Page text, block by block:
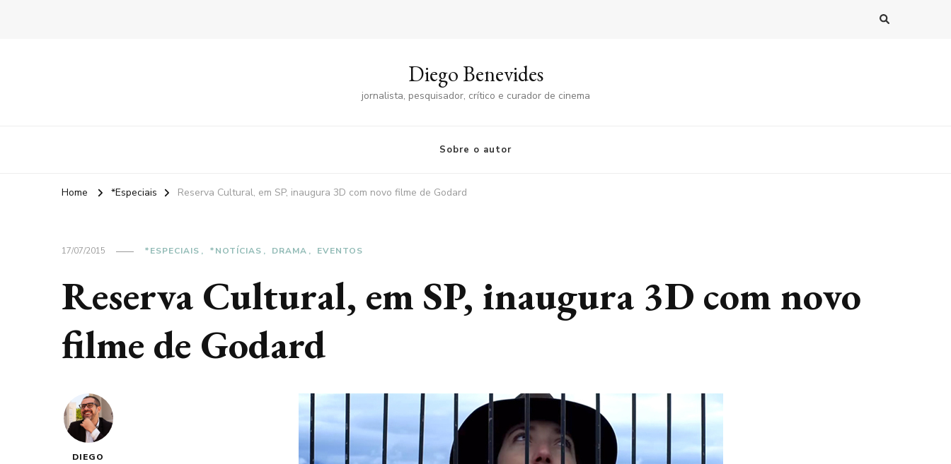
Diego Benevides
jornalista, pesquisador, crítico e curador de cinema
Sobre o autor
Home *Especiais Reserva Cultural, em SP, inaugura 3D com novo filme de Godard
17/07/2015 *ESPECIAIS *NOTÍCIAS DRAMA EVENTOS
Reserva Cultural, em SP, inaugura 3D com novo
filme de Godard
DIEGO